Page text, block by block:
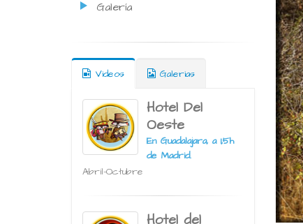
Galería
Videos Galerias
Hotel Del
Oeste
En Guadalajara, a 1,5h
de Madrid.
Abril-Octubre
Hotel del